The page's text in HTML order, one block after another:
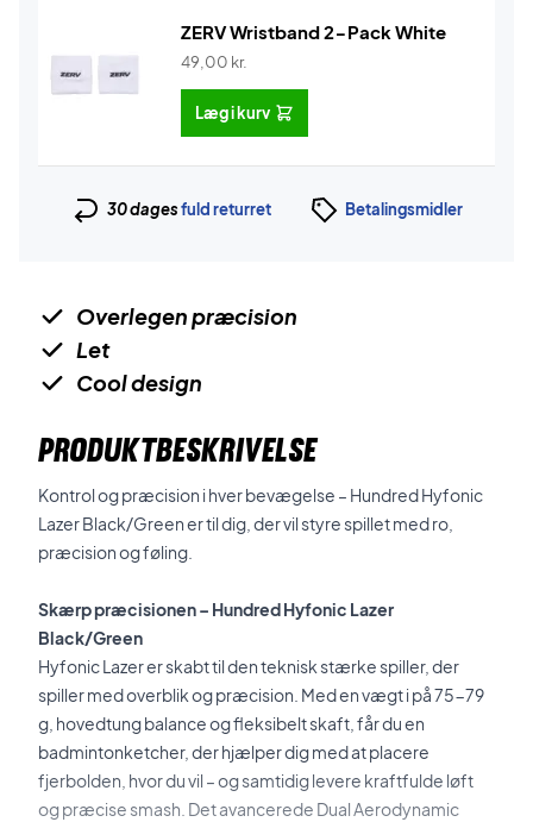
ZERV Wristband 2-Pack White
49,00 kr.
Læg i kurv
30 dagesfuld returret Betalingsmidler
Overlegen præcision
Let
Cool design
PRODUKTBESKRIVELSE
Kontrol og præcision i hver bevægelse – Hundred Hyfonic
Lazer Black/Green er til dig, der vil styre spillet med ro,
præcision og føling.
Skærp præcisionen – Hundred Hyfonic Lazer
Black/Green
Hyfonic Lazer er skabt til den teknisk stærke spiller, der
spiller med overblik og præcision. Med en vægt i på 75-79
g, hovedtung balance og fleksibelt skaft, får du en
badmintonketcher, der hjælper dig med at placere
fjerbolden, hvor du vil – og samtidig levere kraftfulde løft
og præcise smash. Det avancerede Dual Aerodynamic